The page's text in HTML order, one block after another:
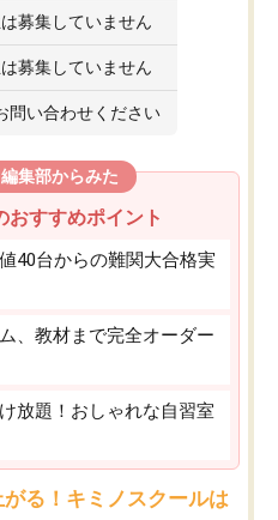
募集していません
募集していません
問い合わせください
集部からみた
おすすめポイント
40台からの難関大合格実
、教材まで完全オーダー
放題！おしゃれな自習室
る！キミノスクールは